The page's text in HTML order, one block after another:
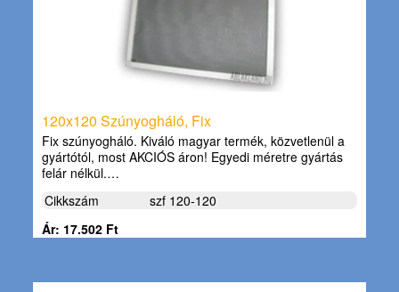
120x120 Szúnyogháló, Fix
Fix szúnyogháló. Kiváló magyar termék, közvetlenül a
gyártótól, most AKCIÓS áron! Egyedi méretre gyártás
felár nélkül.…
Cikkszám
szf 120-120
Ár: 17.502 Ft